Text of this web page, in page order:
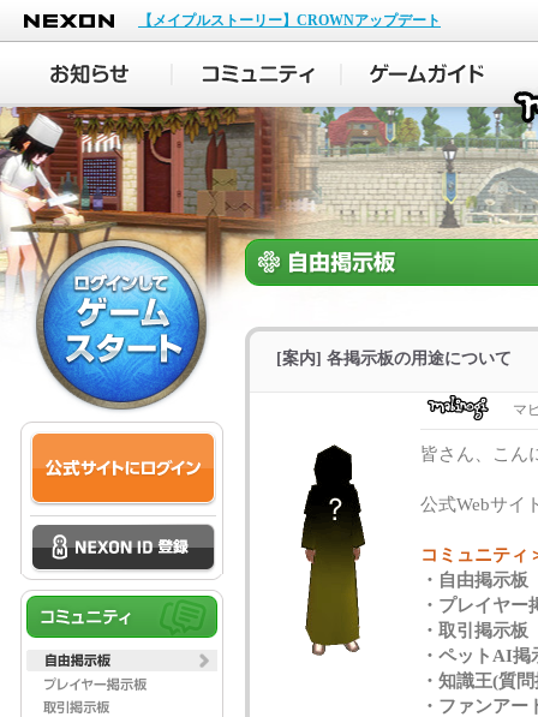
NEXON
【メイプルストーリー】CROWNアップデート
[案内] 各掲示板の用途について
マ
皆さん、こん
公式Webサイ
コミュニティ
・自由掲示板
・プレイヤー
・取引掲示板
・ペットAI掲
・知識王(質
・ファンアー